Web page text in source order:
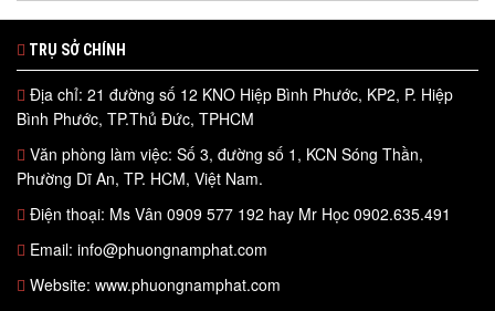
TRỤ SỞ CHÍNH
Địa chỉ: 21 đường số 12 KNO Hiệp Bình Phước, KP2, P. Hiệp
Bình Phước, TP.Thủ Đức, TPHCM
Văn phòng làm việc: Số 3, đường số 1, KCN Sóng Thần,
Phường Dĩ An, TP. HCM, Việt Nam.
Điện thoại: Ms Vân 0909 577 192 hay Mr Học 0902.635.491
Email: info@phuongnamphat.com
Website: www.phuongnamphat.com